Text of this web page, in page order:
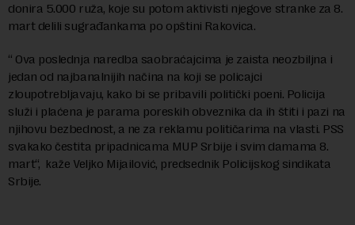
donira 5.000 ruža, koje su potom aktivisti njegove stranke za 8.
mart delili sugrađankama po opštini Rakovica.
“ Ova poslednja naredba saobraćajcima je zaista neozbiljna i
jedan od najbanalnijih načina na koji se policajci
zloupotrebljavaju, kako bi se pribavili politički poeni. Policija
služi i plaćena je parama poreskih obveznika da ih štiti i pazi na
njihovu bezbednost, a ne za reklamu političarima na vlasti. PSS
svakako čestita pripadnicama MUP Srbije i svim damama 8.
mart“, kaže Veljko Mijailović, predsednik Policijskog sindikata
Srbije.